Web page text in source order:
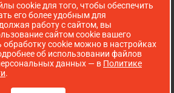
с 8:00 до 16:00
д. 52 А
с 8:00 до 18:00
cookie для того, чтобы обеспечить
его более удобным для
работу с сайтом, вы
сайтом cookie вашего
обработку cookie можно в настройках
об использовании файлов
данных — в Политике
.